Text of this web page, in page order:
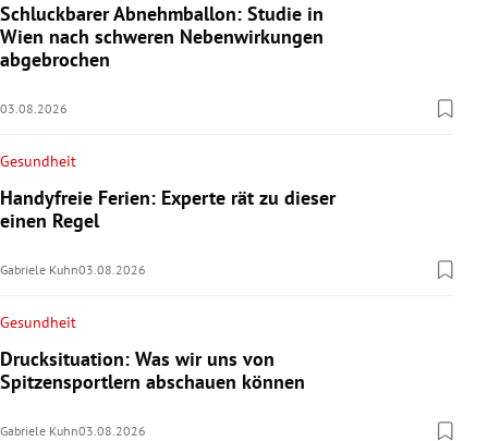
Schluckbarer Abnehmballon: Studie in
Wien nach schweren Nebenwirkungen
abgebrochen
03.08.2026
Gesundheit
Handyfreie Ferien: Experte rät zu dieser
einen Regel
Gabriele Kuhn03.08.2026
Gesundheit
Drucksituation: Was wir uns von
Spitzensportlern abschauen können
Gabriele Kuhn03.08.2026